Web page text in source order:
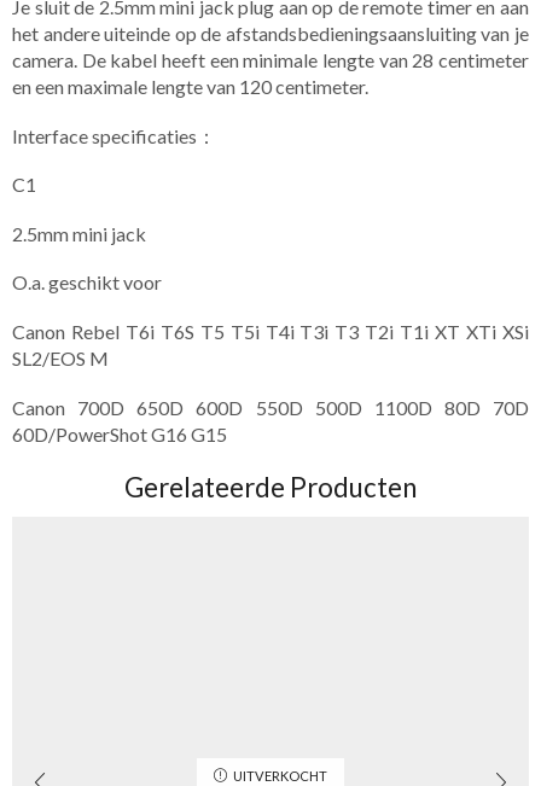
Je sluit de 2.5mm mini jack plug aan op de remote timer en aan
het andere uiteinde op de afstandsbedieningsaansluiting van je
camera. De kabel heeft een minimale lengte van 28 centimeter
en een maximale lengte van 120 centimeter.
Interface specificaties：
C1
2.5mm mini jack
O.a. geschikt voor
Canon Rebel T6i T6S T5 T5i T4i T3i T3 T2i T1i XT XTi XSi
SL2/EOS M
Canon 700D 650D 600D 550D 500D 1100D 80D 70D
60D/PowerShot G16 G15
Gerelateerde Producten
UITVERKOCHT